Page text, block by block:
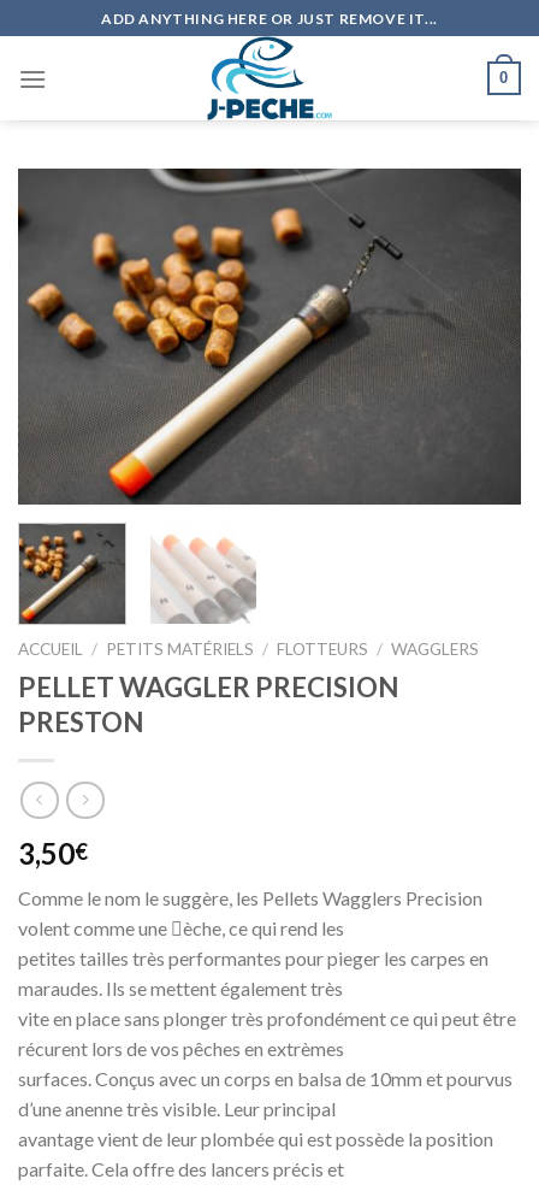
to
content
ADD ANYTHING HERE OR JUST REMOVE IT...
0
ACCUEIL / PETITS MATÉRIELS / FLOTTEURS / WAGGLERS
PELLET WAGGLER PRECISION
PRESTON
3,50€
Comme le nom le suggère, les Pellets Wagglers Precision
volent comme une èche, ce qui rend les
petites tailles très performantes pour pieger les carpes en
maraudes. Ils se mettent également très
vite en place sans plonger très profondément ce qui peut être
récurent lors de vos pêches en extrèmes
surfaces. Conçus avec un corps en balsa de 10mm et pourvus
d’une anenne très visible. Leur principal
avantage vient de leur plombée qui est possède la position
parfaite. Cela offre des lancers précis et